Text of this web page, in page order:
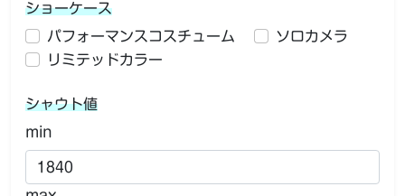
ショーケース
パフォーマンスコスチューム
ソロカメラ
リミテッドカラー
シャウト値
min